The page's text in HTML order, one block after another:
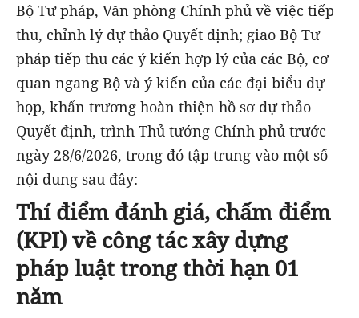
Bộ Tư pháp, Văn phòng Chính phủ về việc tiếp
thu, chỉnh lý dự thảo Quyết định; giao Bộ Tư
pháp tiếp thu các ý kiến hợp lý của các Bộ, cơ
quan ngang Bộ và ý kiến của các đại biểu dự
họp, khẩn trương hoàn thiện hồ sơ dự thảo
Quyết định, trình Thủ tướng Chính phủ trước
ngày 28/6/2026, trong đó tập trung vào một số
nội dung sau đây:
Thí điểm đánh giá, chấm điểm
(KPI) về công tác xây dựng
pháp luật trong thời hạn 01
năm